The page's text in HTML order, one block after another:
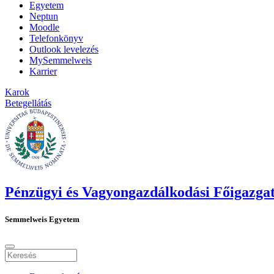
Egyetem
Neptun
Moodle
Telefonkönyv
Outlook levelezés
MySemmelweis
Karrier
Karok
Betegellátás
Pénzügyi és Vagyongazdálkodási
Semmelweis Egyetem